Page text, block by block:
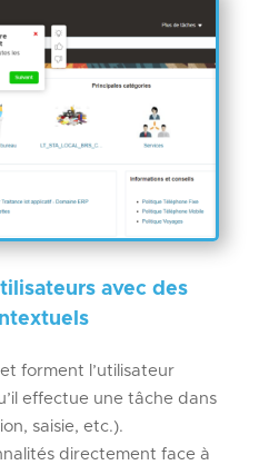
avec des
forment l’utilisateur
effectue une tâche dans
saisie, etc.).
directement face à